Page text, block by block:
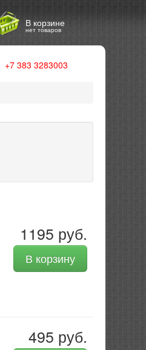
В корзине
нет товаров
+7 383 3283003
1195 руб.
В корзину
495 руб.